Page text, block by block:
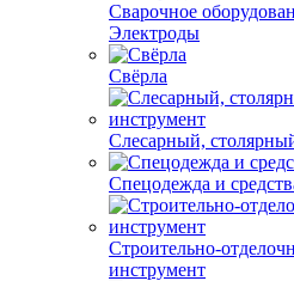
Сварочное
Электроды
Свёрла
Слесарный,
Спецодежда и
Строительно-
инструмент